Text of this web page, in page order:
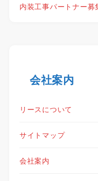
内装工事パートナー募
会社案内
リースについて
サイトマップ
会社案内